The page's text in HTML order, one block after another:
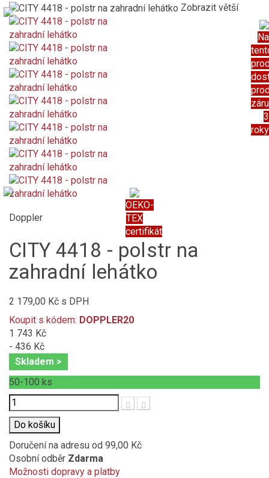
OEKO-
TEX
certifikát
Na
3
roky
Zobrazit větší
Doppler
CITY 4418 - polstr na
zahradní lehátko
2 179,00 Kč s DPH
Koupit s kódem: DOPPLER20
1 743 Kč
- 436 Kč
Skladem >
50-100 ks
Počet
Do košíku
Doručení na adresu od 99,00 Kč
Osobní odběr Zdarma
Možnosti dopravy a platby